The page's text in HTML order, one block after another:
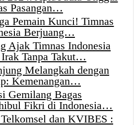
Pasangan…
Pemain Kunci! Timnas
Berjuang…
Ajak Timnas Indonesia
Tanpa Takut…
Melangkah dengan
Kemenangan…
Gemilang Bagas
Fikri di Indonesia…
dan KVIBES :